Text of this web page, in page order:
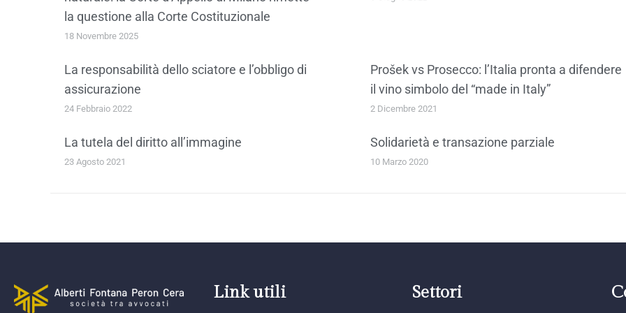
la questione alla Corte Costituzionale
18 Novembre 2025
La responsabilità dello sciatore e l’obbligo di
assicurazione
24 Febbraio 2022
Prošek vs Prosecco: l’Italia pronta a difendere
il vino simbolo del “made in Italy”
2 Dicembre 2021
La tutela del diritto all’immagine
23 Agosto 2021
Solidarietà e transazione parziale
10 Marzo 2020
Link utili Settori